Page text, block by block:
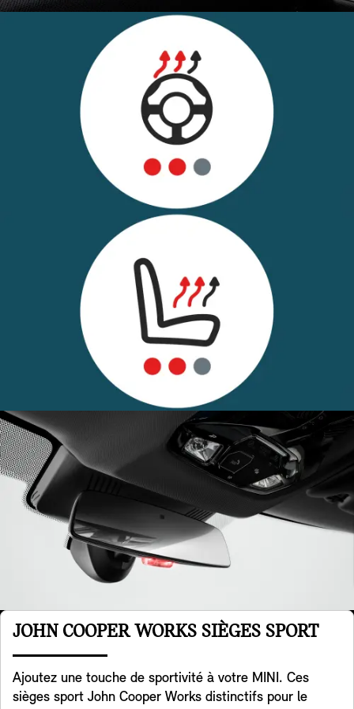
JOHN COOPER WORKS SIÈGES SPORT
Ajoutez une touche de sportivité à votre MINI. Ces
sièges sport John Cooper Works distinctifs pour le